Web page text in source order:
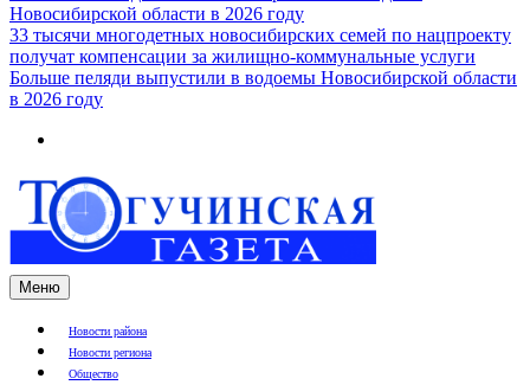
Новосибирской области в 2026 году
33 тысячи многодетных новосибирских семей по нацпроекту
получат компенсации за жилищно-коммунальные услуги
Больше пеляди выпустили в водоемы Новосибирской области
в 2026 году
Меню
Новости района
Новости региона
Общество